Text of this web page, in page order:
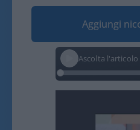
Aggiungi
Ascolta l'articolo